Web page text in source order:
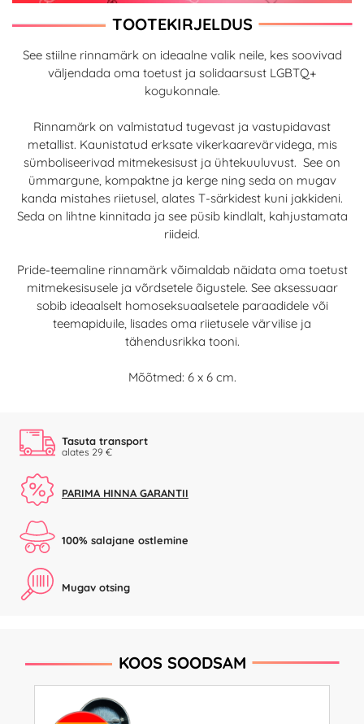
TOOTEKIRJELDUS
See stiilne rinnamärk on ideaalne valik neile, kes soovivad
väljendada oma toetust ja solidaarsust LGBTQ+
kogukonnale.
Rinnamärk on valmistatud tugevast ja vastupidavast
metallist. Kaunistatud erksate vikerkaarevärvidega, mis
sümboliseerivad mitmekesisust ja ühtekuuluvust. See on
ümmargune, kompaktne ja kerge ning seda on mugav
kanda mistahes riietusel, alates T-särkidest kuni jakkideni.
Seda on lihtne kinnitada ja see püsib kindlalt, kahjustamata
riideid.
Pride-teemaline rinnamärk võimaldab näidata oma toetust
mitmekesisusele ja võrdsetele õigustele. See aksessuaar
sobib ideaalselt homoseksuaalsetele paraadidele või
teemapiduile, lisades oma riietusele värvilise ja
tähendusrikka tooni.
Mõõtmed: 6 x 6 cm.
Tasuta transport
alates 29 €
PARIMA HINNA GARANTII
100% salajane ostlemine
Mugav otsing
KOOS SOODSAM